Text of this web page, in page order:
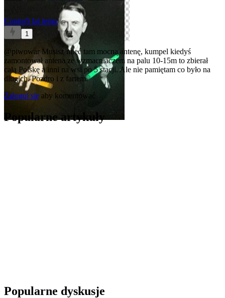
Conior5 lat temu
1
@piwowar Musisz mieć tam mocną antenę, kumpel kiedyś
zamontował antena ze wzmacniaczem na palu 10-15m to zbierał
całą Polskę a inni na wsi po 5 stacji. Ale nie pamiętam co było na
dlugich. Pozdro i z fartem.
Zaloguj się aby komentować
Popularne artykuły
Popularne dyskusje